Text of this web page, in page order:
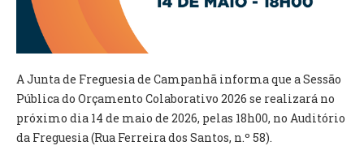
VÍDEOS
AUTARQUIA
CONSTITUIÇÃO
PRESIDENTE
EXECUTIVO E PELOUROS
A Junta de Freguesia de Campanhã informa que a Sessão
Pública do Orçamento Colaborativo 2026 se realizará no
próximo dia 14 de maio de 2026, pelas 18h00, no Auditório
da Freguesia (Rua Ferreira dos Santos, n.º 58).